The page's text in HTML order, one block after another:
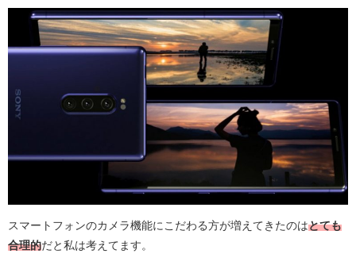
スマートフォンのカメラ機能にこだわる方が増えてきたのはとても
合理的だと私は考えてます。